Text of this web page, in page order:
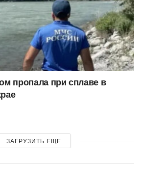
пропала при сплаве в
ЗАГРУЗИТЬ ЕЩЕ